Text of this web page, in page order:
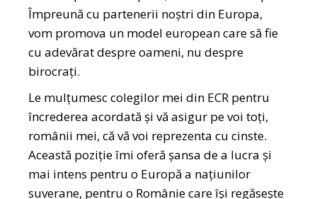
Împreună cu partenerii noștri din Europa,
vom promova un model european care să fie
cu adevărat despre oameni, nu despre
birocrați.
Le mulțumesc colegilor mei din ECR pentru
încrederea acordată și vă asigur pe voi toți,
românii mei, că vă voi reprezenta cu cinste.
Această poziție îmi oferă șansa de a lucra și
mai intens pentru o Europă a națiunilor
suverane, pentru o Românie care își regăsește